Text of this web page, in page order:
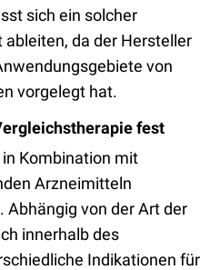
sich ein solcher
da der Hersteller
von
vorgelegt hat.
fest
Kombination mit
Arzneimitteln
Abhängig von der Art der
innerhalb des
Indikationen für